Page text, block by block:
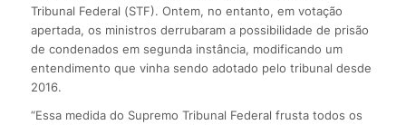
Tribunal Federal (STF). Ontem, no entanto, em votação
apertada, os ministros derrubaram a possibilidade de prisão
de condenados em segunda instância, modificando um
entendimento que vinha sendo adotado pelo tribunal desde
2016.
“Essa medida do Supremo Tribunal Federal frusta todos os